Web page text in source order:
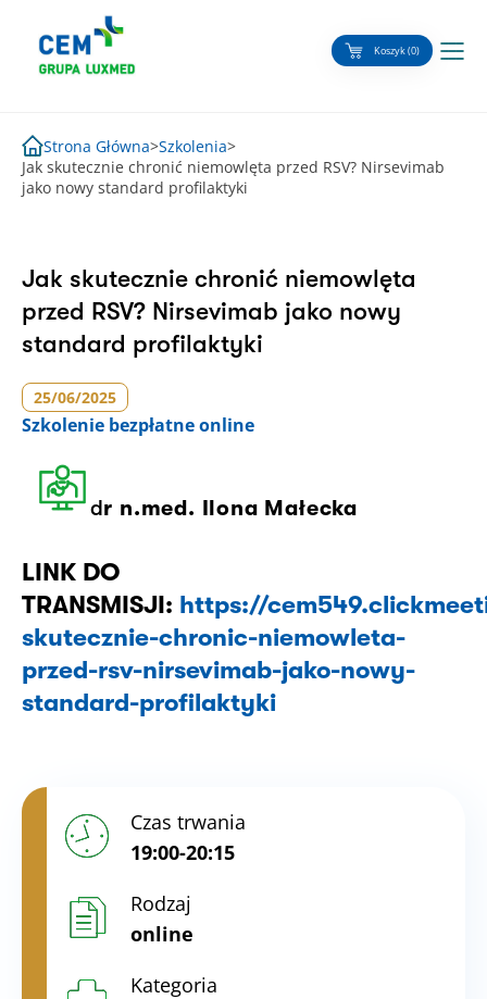
content
Koszyk (0)
Strona Główna>Szkolenia>
Jak skutecznie chronić niemowlęta przed RSV? Nirsevimab
jako nowy standard profilaktyki
Jak skutecznie chronić niemowlęta
przed RSV? Nirsevimab jako nowy
standard profilaktyki
25/06/2025
Szkolenie bezpłatne online
dr n.med. Ilona Małecka
LINK DO
TRANSMISJI: https://
skutecznie-chronic-niemowleta-
przed-rsv-nirsevimab-jako-nowy-
standard-profilaktyki
Czas trwania
19:00-20:15
Rodzaj
online
Kategoria